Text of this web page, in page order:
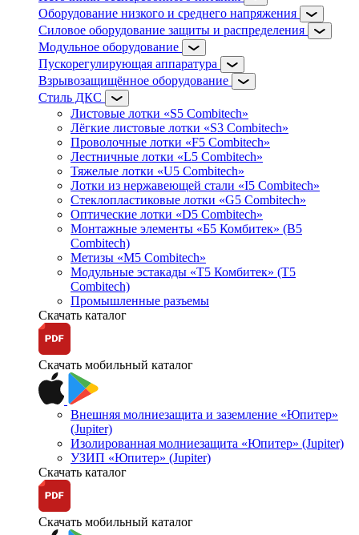
Оборудование низкого и среднего напряжения
Силовое оборудование защиты и распределения
Модульное оборудование
Пускорегулирующая аппаратура
Взрывозащищённое оборудование
Стиль ДКС
Листовые лотки «S5 Combitech»
Лёгкие листовые лотки «S3 Combitech»
Проволочные лотки «F5 Combitech»
Лестничные лотки «L5 Combitech»
Тяжелые лотки «U5 Combitech»
Лотки из нержавеющей стали «I5 Combitech»
Стеклопластиковые лотки «G5 Combitech»
Оптические лотки «D5 Combitech»
Монтажные элементы «Б5 Комбитек» (B5
Combitech)
Метизы «M5 Combitech»
Модульные эстакады «Т5 Комбитек» (T5
Combitech)
Промышленные разъемы
Скачать каталог
Скачать мобильный каталог
Внешняя молниезащита и заземление «Юпитер»
(Jupiter)
Изолированная молниезащита «Юпитер» (Jupiter)
УЗИП «Юпитер» (Jupiter)
Скачать каталог
Скачать мобильный каталог